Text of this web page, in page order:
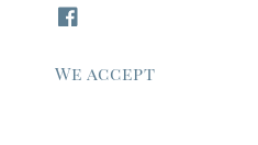
We accept